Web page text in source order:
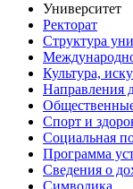
Университет
Ректорат
Структура
Культура,
Направления
Спорт и
Социальная
Программа
Сведения о